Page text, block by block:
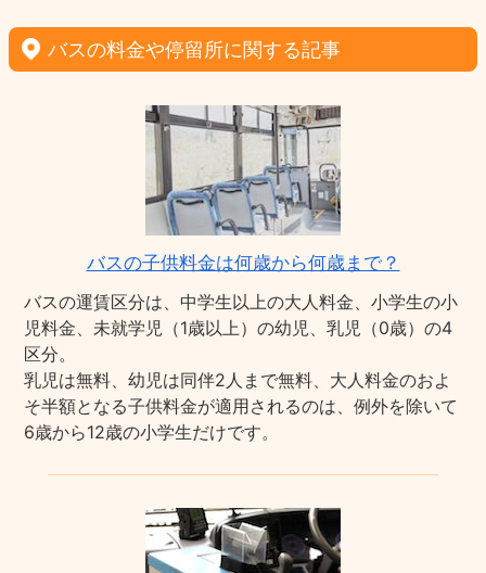
バスの料金や停留所に関する記事
バスの子供料金は何歳から何歳まで？
バスの運賃区分は、中学生以上の大人料金、小学生の小
児料金、未就学児（1歳以上）の幼児、乳児（0歳）の4
区分。
乳児は無料、幼児は同伴2人まで無料、大人料金のおよ
そ半額となる子供料金が適用されるのは、例外を除いて
6歳から12歳の小学生だけです。